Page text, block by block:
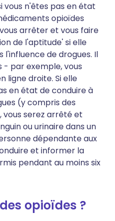
vous n'êtes pas en état
opioïdes
arrêter et vous faire
de l'aptitude' si elle
l'influence de drogues. Il
- par exemple, vous
ligne droite. Si elle
en état de conduire à
(y compris des
serez arrêté et
ou urinaire dans un
dépendante aux
et informer la
pendant au moins six
opioïdes ?